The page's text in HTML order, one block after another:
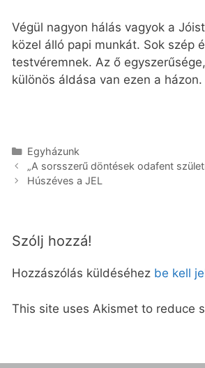
Végül nagyon hálás vagyok a
közel álló papi munkát. Sok szép
testvéremnek. Az ő
különös áldása van ezen a házon.
Kategória
Egyházunk
„A sorsszerű döntések odafent
Húszéves a JEL
Szólj hozzá!
Hozzászólás küldéséhez be kell
This site uses Akismet to reduce